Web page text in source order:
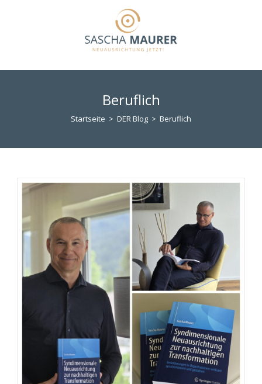
Beruflich
Startseite > DER Blog > Beruflich